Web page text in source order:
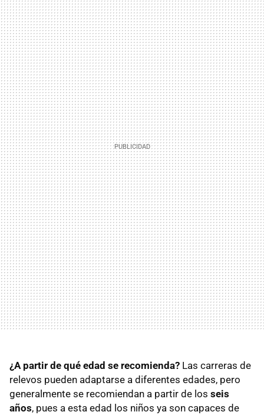
¿A partir de qué edad se recomienda? Las carreras de
relevos pueden adaptarse a diferentes edades, pero
generalmente se recomiendan a partir de los seis
años, pues a esta edad los niños ya son capaces de